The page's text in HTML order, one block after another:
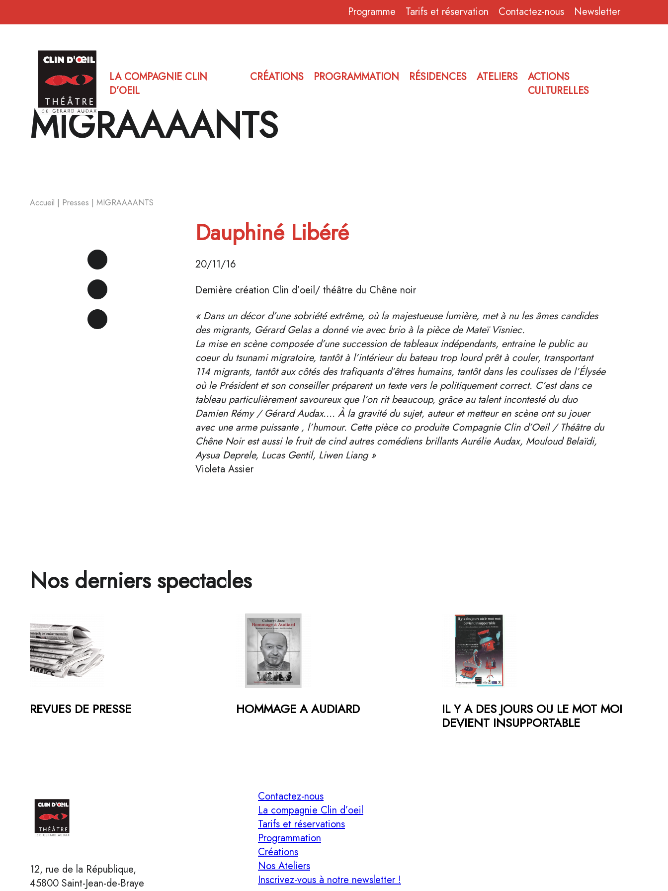
Programme Tarifs et réservation Contactez-nous Newsletter
LA COMPAGNIE CLIN
D’OEIL
CRÉATIONS PROGRAMMATION RÉSIDENCES ATELIERS
ACTIONS
CULTURELLES
MIGRAAAANTS
Accueil | Presses | MIGRAAAANTS
Dauphiné Libéré
20/11/16
Dernière création Clin d’oeil/ théâtre du Chêne noir
« Dans un décor d’une sobriété extrême, où la majestueuse lumière, met à nu les âmes candides
des migrants, Gérard Gelas a donné vie avec brio à la pièce de Mateï Visniec.
La mise en scène composée d’une succession de tableaux indépendants, entraine le public au
coeur du tsunami migratoire, tantôt à l’intérieur du bateau trop lourd prêt à couler, transportant
114 migrants, tantôt aux côtés des trafiquants d’êtres humains, tantôt dans les coulisses de l’Élysée
où le Président et son conseiller préparent un texte vers le politiquement correct. C’est dans ce
tableau particulièrement savoureux que l’on rit beaucoup, grâce au talent incontesté du duo
Damien Rémy / Gérard Audax…. À la gravité du sujet, auteur et metteur en scène ont su jouer
avec une arme puissante , l’humour. Cette pièce co produite Compagnie Clin d’Oeil / Théâtre du
Chêne Noir est aussi le fruit de cind autres comédiens brillants Aurélie Audax, Mouloud Belaïdi,
Aysua Deprele, Lucas Gentil, Liwen Liang »
Violeta Assier
Nos derniers spectacles
REVUES DE PRESSE HOMMAGE A AUDIARD
IL Y A DES JOURS OU LE MOT MOI
DEVIENT INSUPPORTABLE
12, rue de la République,
45800 Saint-Jean-de-Braye
Contactez-nous
La compagnie Clin d’oeil
Tarifs et réservations
Programmation
Créations
Nos Ateliers
Inscrivez-vous à notre newsletter !